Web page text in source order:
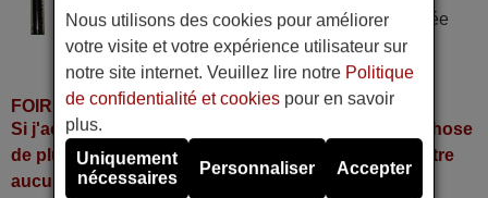
Pile alcaline type AAA LR06 tension 1,5 V utilisée
dans la grande majorité de télécommandes.
FOIRE AUX QUESTIONS
Si j'achète la télécommande, dois-je faire quelque chose
de plus ou fonctionne-t-elle directement sans y mettre
aucun code?
Nous utilisons des cookies pour améliorer
votre visite et votre expérience utilisateur sur
notre site internet. Veuillez lire notre Politique
de confidentialité et cookies pour en savoir
plus.
Uniquement
nécessaires
Personnaliser Accepter